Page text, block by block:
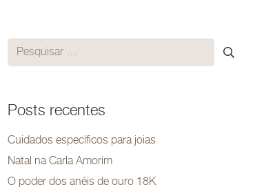
Pesquisar
por:
Posts recentes
Cuidados específicos para joias
Natal na Carla Amorim
O poder dos anéis de ouro 18K